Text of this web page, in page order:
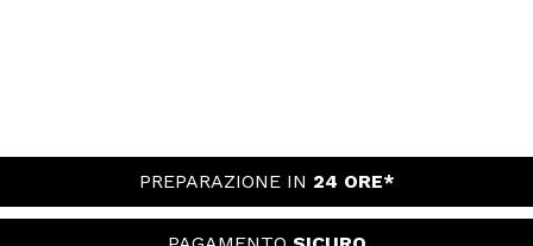
PREPARAZIONE IN 24 ORE*